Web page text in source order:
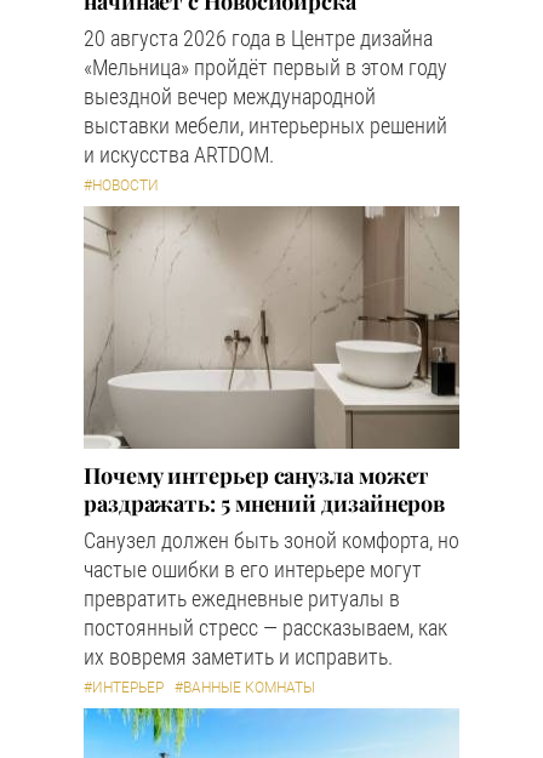
20 августа 2026 года в Центре дизайна
«Мельница» пройдёт первый в этом году
выездной вечер международной
выставки мебели, интерьерных решений
и искусства ARTDOM.
#НОВОСТИ
Почему интерьер санузла может
раздражать: 5 мнений дизайнеров
Санузел должен быть зоной комфорта, но
частые ошибки в его интерьере могут
превратить ежедневные ритуалы в
постоянный стресс — рассказываем, как
их вовремя заметить и исправить.
#ИНТЕРЬЕР #ВАННЫЕ КОМНАТЫ